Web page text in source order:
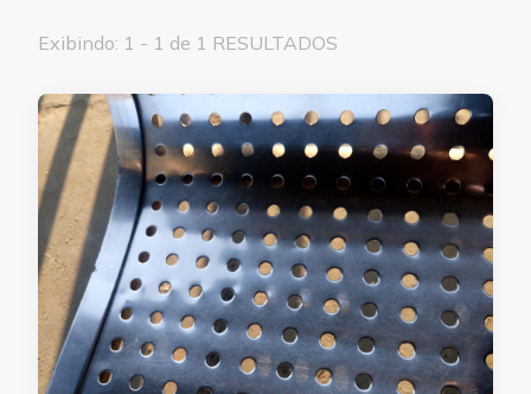
Exibindo: 1 - 1 de 1 RESULTADOS